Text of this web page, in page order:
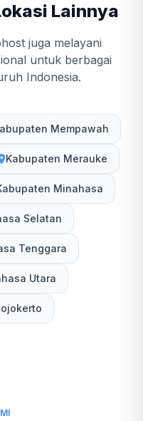
Lainnya
juga melayani
untuk berbagai
Indonesia.
Mempawah
Kabupaten Merauke
Minahasa
Selatan
Tenggara
Utara